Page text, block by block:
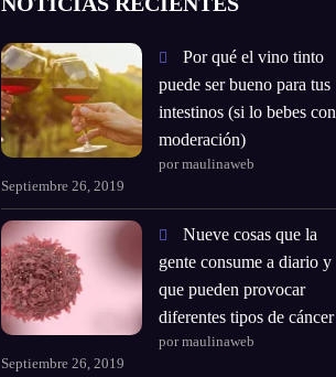
Por qué el vino tinto
puede ser bueno para tus
intestinos (si lo bebes con
moderación)
por maulinaweb
Septiembre 26, 2019
Nueve cosas que la
gente consume a diario y
que pueden provocar
diferentes tipos de cáncer
por maulinaweb
Septiembre 26, 2019